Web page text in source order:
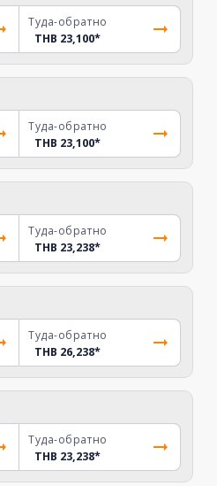
Туда-обратно
THB 23,100*
Туда-обратно
THB 23,100*
Туда-обратно
THB 23,238*
Туда-обратно
THB 26,238*
Туда-обратно
THB 23,238*